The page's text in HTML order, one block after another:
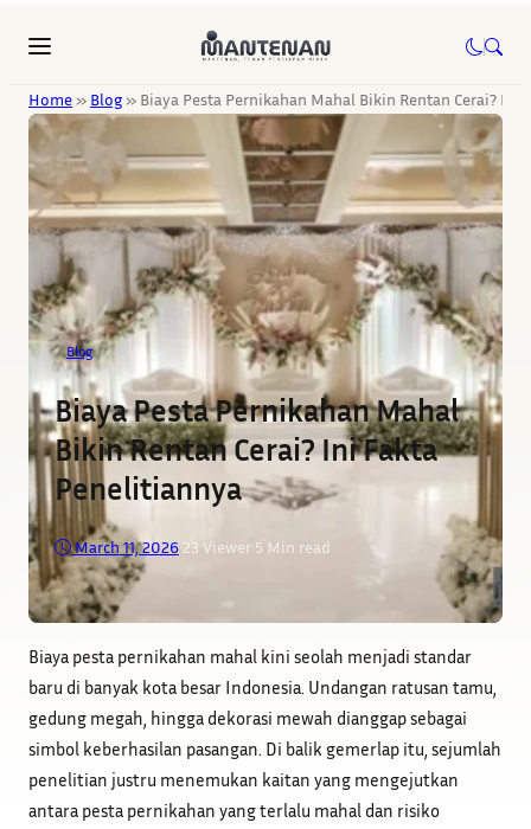
Home » Blog » Biaya Pesta Pernikahan Mahal Bikin Rentan Cerai? Ini
Blog
Biaya Pesta Pernikahan Mahal
Bikin Rentan Cerai? Ini Fakta
Penelitiannya
March 11, 2026•23 Viewer• 5 Min read
Biaya pesta pernikahan mahal kini seolah menjadi standar
baru di banyak kota besar Indonesia. Undangan ratusan tamu,
gedung megah, hingga dekorasi mewah dianggap sebagai
simbol keberhasilan pasangan. Di balik gemerlap itu, sejumlah
penelitian justru menemukan kaitan yang mengejutkan
antara pesta pernikahan yang terlalu mahal dan risiko